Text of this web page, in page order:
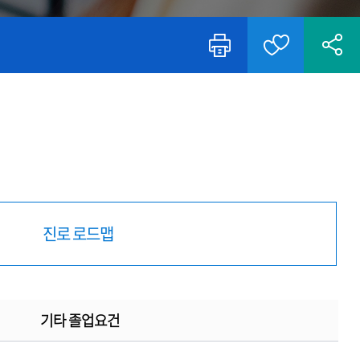
진로 로드맵
기타 졸업요건